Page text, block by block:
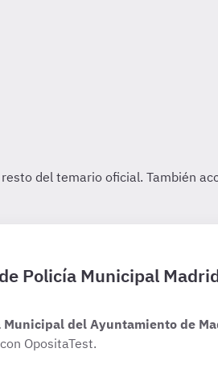
Policía Municipal
Municipal del Ayuntamiento de
con OpositaTest.